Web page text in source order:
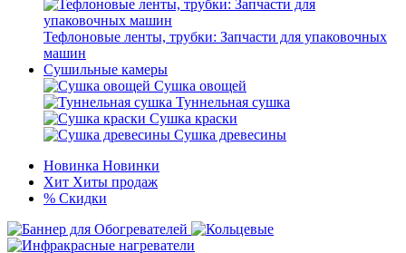
Тефлоновые ленты, трубки: Запчасти для упаковочных
машин
Сушильные камеры
Сушка овощей
Туннельная сушка
Сушка краски
Сушка древесины
Новинка Новинки
Хит Хиты продаж
% Скидки